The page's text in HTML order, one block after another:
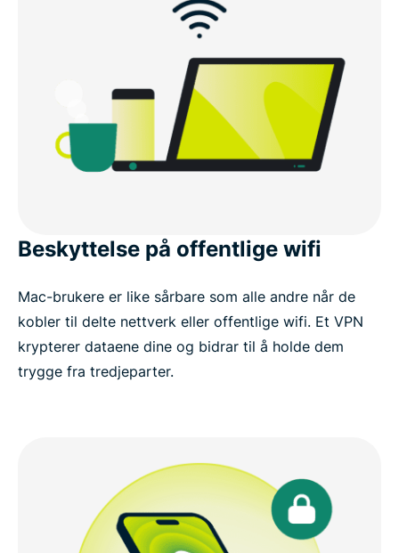
Beskyttelse på offentlige wifi
Mac-brukere er like sårbare som alle andre når de
kobler til delte nettverk eller offentlige wifi. Et VPN
krypterer dataene dine og bidrar til å holde dem
trygge fra tredjeparter.